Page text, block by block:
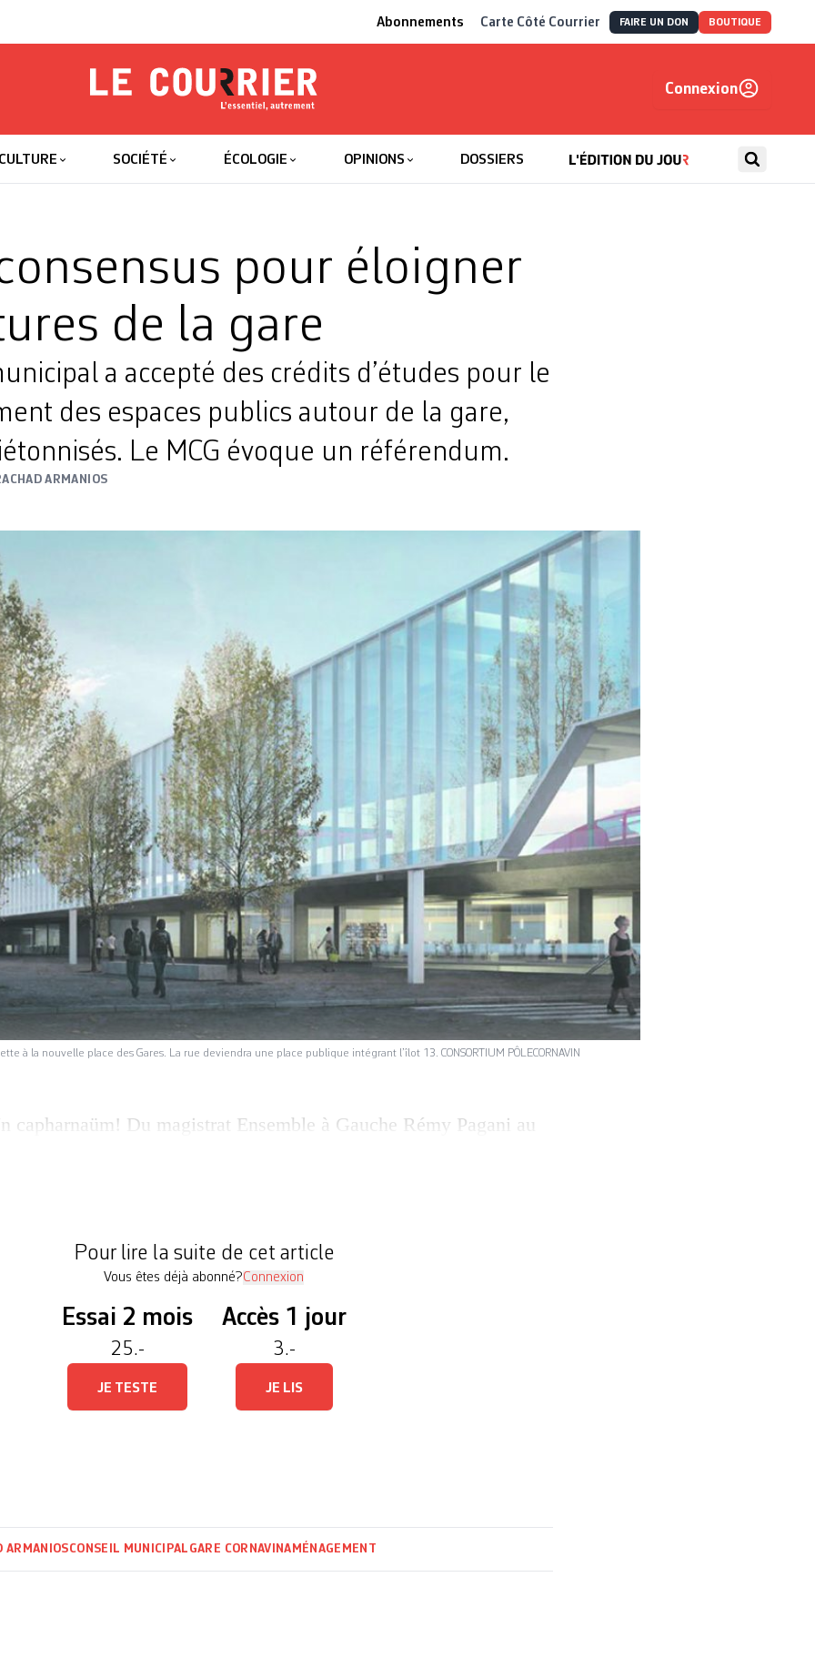
Abonnements Carte Côté Courrier FAIRE UN DON BOUTIQUE
Le Courrier
Connexion
CULTURE SOCIÉTÉ ÉCOLOGIE OPINIONS DOSSIERS
pour éloigner
de la gare
a accepté des crédits d’études pour le
des espaces publics autour de la gare,
Le MCG évoque un référendum.
ARMANIOS
à la nouvelle place des Gares. La rue deviendra une place publique intégrant l’îlot 13. CONSORTIUM PÔLECORNAVIN
capharnaüm! Du magistrat Ensemble à Gauche Rémy Pagani au
Pour lire la suite de cet article
Vous êtes déjà abonné?Connexion
Essai 2 mois
25.-
JE TESTE
Accès 1 jour
3.-
JE LIS
ARMANIOSCONSEIL MUNICIPAL GARE CORNAVINAMÉNAGEMENT